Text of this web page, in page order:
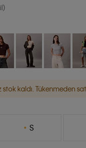
kaldı. Tükenmeden
S